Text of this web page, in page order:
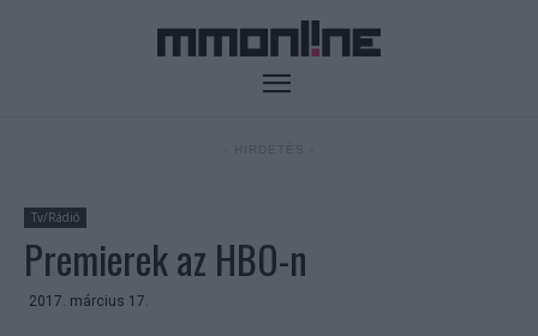
Tv/Rádió
Premierek az HBO-n
2017. március 17.